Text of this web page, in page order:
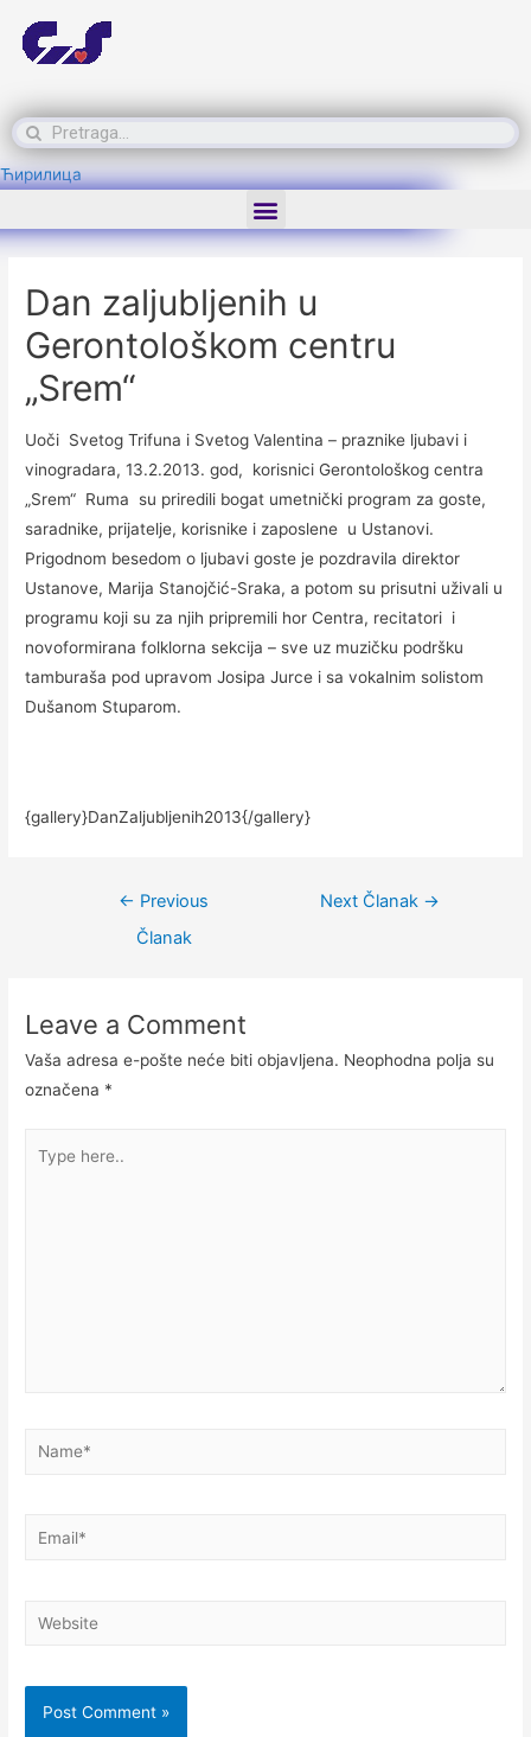
Ћирилица
Dan zaljubljenih u
Gerontološkom centru
„Srem“
Uoči Svetog Trifuna i Svetog Valentina – praznike ljubavi i
vinogradara, 13.2.2013. god, korisnici Gerontološkog centra
„Srem“ Ruma su priredili bogat umetnički program za goste,
saradnike, prijatelje, korisnike i zaposlene u Ustanovi.
Prigodnom besedom o ljubavi goste je pozdravila direktor
Ustanove, Marija Stanojčić-Sraka, a potom su prisutni uživali u
programu koji su za njih pripremili hor Centra, recitatori i
novoformirana folklorna sekcija – sve uz muzičku podršku
tamburaša pod upravom Josipa Jurce i sa vokalnim solistom
Dušanom Stuparom.
{gallery}DanZaljubljenih2013{/gallery}
← Previous
Članak
Next Članak →
Leave a Comment
Vaša adresa e-pošte neće biti objavljena. Neophodna polja su
označena *